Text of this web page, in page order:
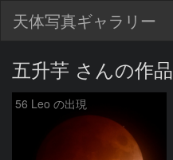
天体写真ギャラリー
五升芋 さんの作品
56 Leo の出現